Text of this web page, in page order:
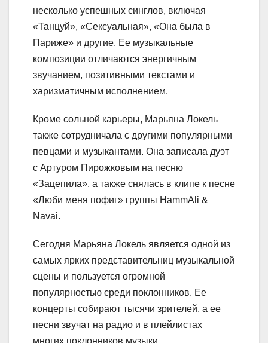
несколько успешных синглов, включая
«Танцуй», «Сексуальная», «Она была в
Париже» и другие. Ее музыкальные
композиции отличаются энергичным
звучанием, позитивными текстами и
харизматичным исполнением.
Кроме сольной карьеры, Марьяна Локель
также сотрудничала с другими популярными
певцами и музыкантами. Она записала дуэт
с Артуром Пирожковым на песню
«Зацепила», а также снялась в клипе к песне
«Люби меня пофиг» группы HammAli &
Navai.
Сегодня Марьяна Локель является одной из
самых ярких представительниц музыкальной
сцены и пользуется огромной
популярностью среди поклонников. Ее
концерты собирают тысячи зрителей, а ее
песни звучат на радио и в плейлистах
многих поклонников музыки.